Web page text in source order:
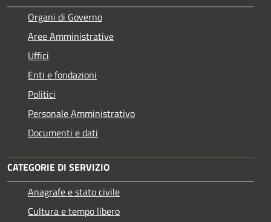
Organi di Governo
Aree Amministrative
Uffici
Enti e fondazioni
Politici
Personale Amministrativo
Documenti e dati
CATEGORIE DI SERVIZIO
Anagrafe e stato civile
Cultura e tempo libero